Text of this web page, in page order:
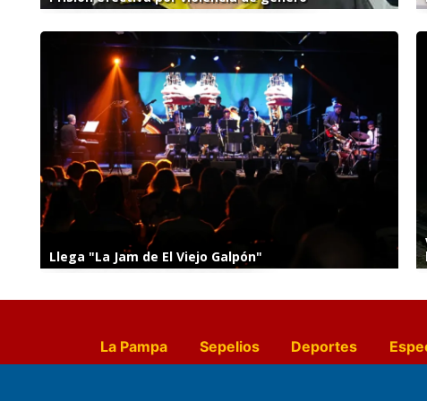
Llega "La Jam de El Viejo Galpón"
La Pampa Sepelios Deportes